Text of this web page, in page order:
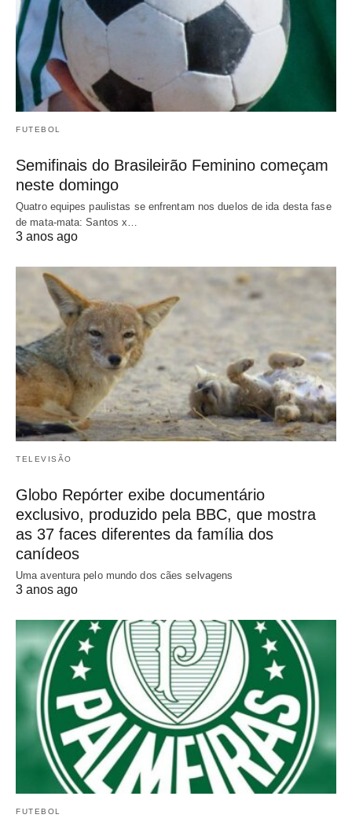
FUTEBOL
Semifinais do Brasileirão Feminino começam
neste domingo
Quatro equipes paulistas se enfrentam nos duelos de ida desta fase
de mata-mata: Santos x…
3 anos ago
TELEVISÃO
Globo Repórter exibe documentário
exclusivo, produzido pela BBC, que mostra
as 37 faces diferentes da família dos
canídeos
Uma aventura pelo mundo dos cães selvagens
3 anos ago
FUTEBOL